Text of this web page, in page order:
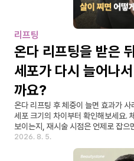
리프팅
온다 리프팅을 받은
세포가 다시 늘어나
까요?
온다 리프팅 후 체중이 늘면 효과가
세포 크기의 차이부터 확인해보세요.
보이는지, 재시술 시점은 언제로 잡으
2026. 8. 5.